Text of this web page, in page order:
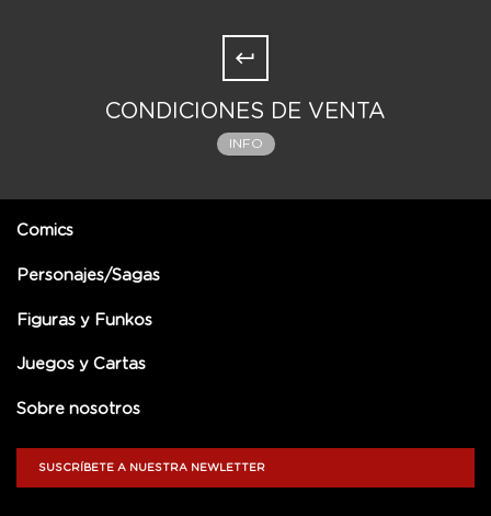
CONDICIONES DE VENTA
INFO
Comics
Personajes/Sagas
Figuras y Funkos
Juegos y Cartas
Sobre nosotros
SUSCRÍBETE A NUESTRA NEWLETTER